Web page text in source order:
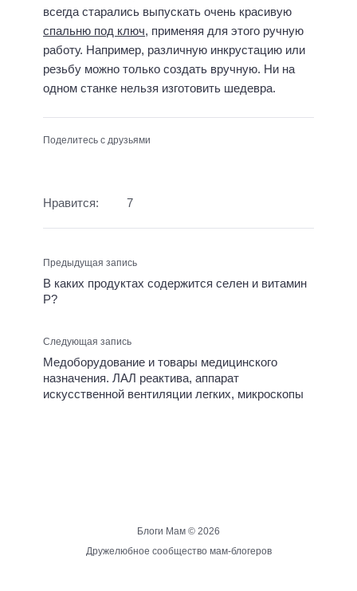
всегда старались выпускать очень красивую
спальню под ключ, применяя для этого ручную
работу. Например, различную инкрустацию или
резьбу можно только создать вручную. Ни на
одном станке нельзя изготовить шедевра.
Поделитесь с друзьями
Нравится: 7
Предыдущая запись
В каких продуктах содержится селен и витамин
Р?
Следующая запись
Медоборудование и товары медицинского
назначения. ЛАЛ реактива, аппарат
искусственной вентиляции легких, микроскопы
Блоги Мам © 2026
Дружелюбное сообщество мам-блогеров